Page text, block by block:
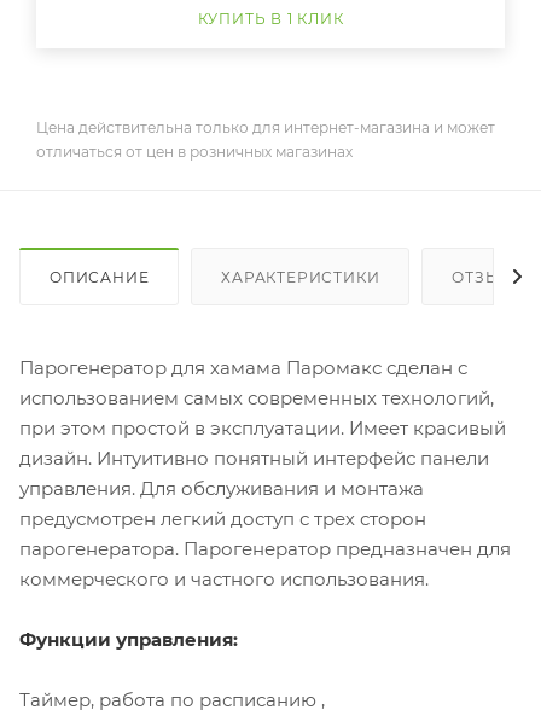
КУПИТЬ В 1 КЛИК
Цена действительна только для интернет-магазина и может
отличаться от цен в розничных магазинах
ОПИСАНИЕ ХАРАКТЕРИСТИКИ ОТЗЫВЫ
Парогенератор для хамама Паромакс сделан с
использованием самых современных технологий,
при этом простой в эксплуатации. Имеет красивый
дизайн. Интуитивно понятный интерфейс панели
управления. Для обслуживания и монтажа
предусмотрен легкий доступ с трех сторон
парогенератора. Парогенератор предназначен для
коммерческого и частного использования.
Функции управления:
Таймер, работа по расписанию ,